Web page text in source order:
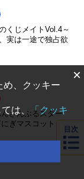
くじメイトVol.4～
実は一途で独占欲
さんぶるスター
ぎマスコット ね
目次
×
め、クッキー
は、「クッキ